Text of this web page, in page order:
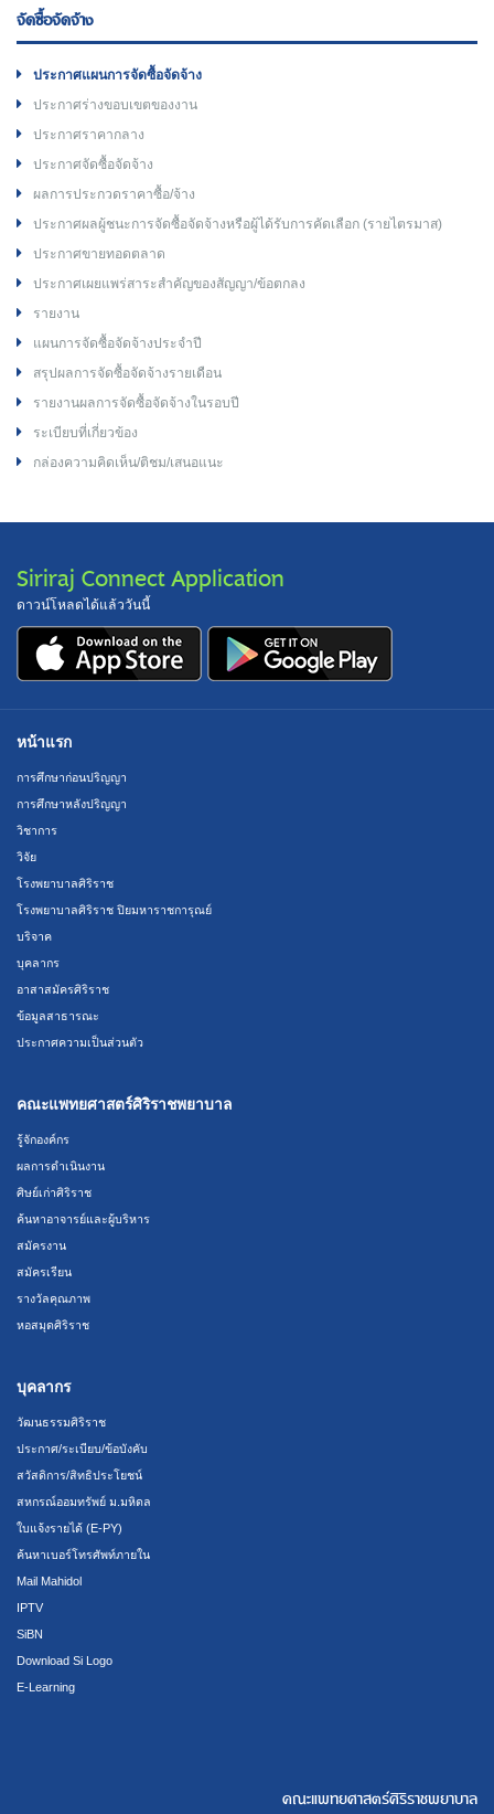
จัดซื้อจัดจ้าง
ประกาศแผนการจัดซื้อจัดจ้าง
ประกาศร่างขอบเขตของงาน
ประกาศราคากลาง
ประกาศจัดซื้อจัดจ้าง
ผลการประกวดราคาซื้อ/จ้าง
ประกาศผลผู้ชนะการจัดซื้อจัดจ้างหรือผู้ได้รับการคัดเลือก (รายไตรมาส)
ประกาศขายทอดตลาด
ประกาศเผยแพร่สาระสำคัญของสัญญา/ข้อตกลง
รายงาน
แผนการจัดซื้อจัดจ้างประจำปี
สรุปผลการจัดซื้อจัดจ้างรายเดือน
รายงานผลการจัดซื้อจัดจ้างในรอบปี
ระเบียบที่เกี่ยวข้อง
กล่องความคิดเห็น/ติชม/เสนอแนะ
Siriraj Connect Application
ดาวน์โหลดได้แล้ววันนี้
หน้าแรก
การศึกษาก่อนปริญญา
การศึกษาหลังปริญญา
วิชาการ
วิจัย
โรงพยาบาลศิริราช
โรงพยาบาลศิริราช ปิยมหาราชการุณย์
บริจาค
บุคลากร
อาสาสมัครศิริราช
ข้อมูลสาธารณะ
ประกาศความเป็นส่วนตัว
คณะแพทยศาสตร์ศิริราชพยาบาล
รู้จักองค์กร
ผลการดำเนินงาน
ศิษย์เก่าศิริราช
ค้นหาอาจารย์และผู้บริหาร
สมัครงาน
สมัครเรียน
รางวัลคุณภาพ
หอสมุดศิริราช
บุคลากร
วัฒนธรรมศิริราช
ประกาศ/ระเบียบ/ข้อบังคับ
สวัสดิการ/สิทธิประโยชน์
สหกรณ์ออมทรัพย์ ม.มหิดล
ใบแจ้งรายได้ (E-PY)
ค้นหาเบอร์โทรศัพท์ภายใน
Mail Mahidol
IPTV
SiBN
Download Si Logo
E-Learning
คณะแพทยศาสตร์ศิริราชพยาบาล